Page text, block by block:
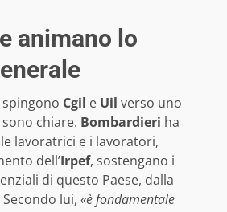
animano lo
Cgil e Uil verso uno
sono chiare. Bombardieri ha
lavoratrici e i lavoratori,
dell’Irpef, sostengano i
di questo Paese, dalla
Secondo lui, «è fondamentale